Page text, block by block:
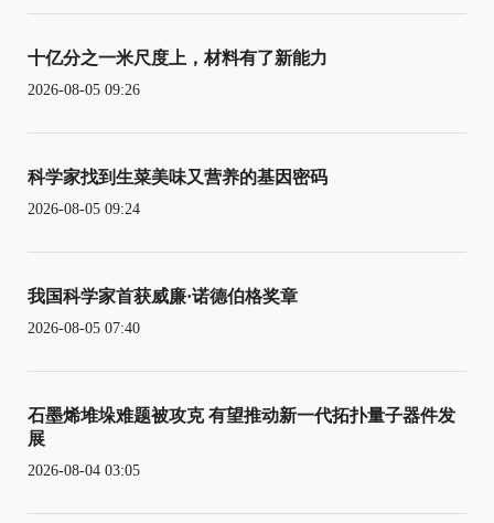
十亿分之一米尺度上，材料有了新能力
2026-08-05 09:26
科学家找到生菜美味又营养的基因密码
2026-08-05 09:24
我国科学家首获威廉·诺德伯格奖章
2026-08-05 07:40
石墨烯堆垛难题被攻克 有望推动新一代拓扑量子器件发
展
2026-08-04 03:05